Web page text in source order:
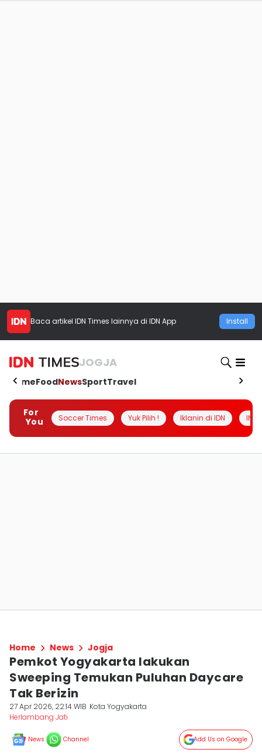
Baca artikel IDN Times lainnya di IDN App Install
JOGJA
HomeFoodNewsSportTravel
For
You
Soccer Times Yuk Pilih ! Iklanin di IDN
Home News Jogja
Pemkot Yogyakarta lakukan
Sweeping Temukan Puluhan Daycare
Tak Berizin
27 Apr 2026, 22:14 WIB Kota Yogyakarta
Herlambang Jati
News Channel Add Us on Google